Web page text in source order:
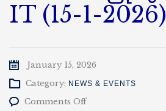
IT (15-1-2026)
January 15, 2026
Category: NEWS & EVENTS
Comments Offon